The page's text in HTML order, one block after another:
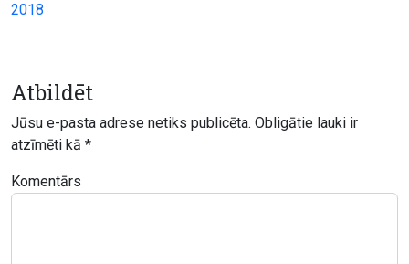
2018
Atbildēt
Jūsu e-pasta adrese netiks publicēta. Obligātie lauki ir
atzīmēti kā *
Komentārs